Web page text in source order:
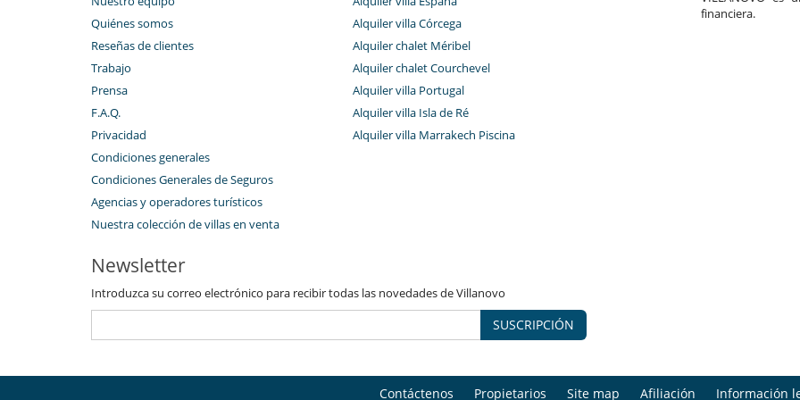
Quiénes somos
Reseñas de clientes
Trabajo
Prensa
F.A.Q.
Privacidad
Condiciones generales
Condiciones Generales de Seguros
Agencias y operadores turísticos
Nuestra colección de villas en venta
Alquiler villa Córcega
Alquiler chalet Méribel
Alquiler chalet Courchevel
Alquiler villa Portugal
Alquiler villa Isla de Ré
Alquiler villa Marrakech Piscina
financiera.
Newsletter
Introduzca su correo electrónico para recibir todas las novedades de Villanovo
SUSCRIPCIÓN
Contáctenos Propietarios Site map Afiliación Información